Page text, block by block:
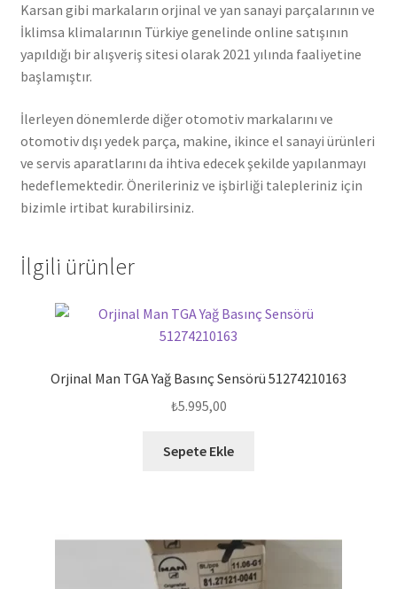
Karsan gibi markaların orjinal ve yan sanayi parçalarının ve
İklimsa klimalarının Türkiye genelinde online satışının
yapıldığı bir alışveriş sitesi olarak 2021 yılında faaliyetine
başlamıştır.
İlerleyen dönemlerde diğer otomotiv markalarını ve
otomotiv dışı yedek parça, makine, ikince el sanayi ürünleri
ve servis aparatlarını da ihtiva edecek şekilde yapılanmayı
hedeflemektedir. Önerileriniz ve işbirliği talepleriniz için
bizimle irtibat kurabilirsiniz.
İlgili ürünler
Orjinal Man TGA Yağ Basınç Sensörü 51274210163
₺5.995,00
Sepete Ekle